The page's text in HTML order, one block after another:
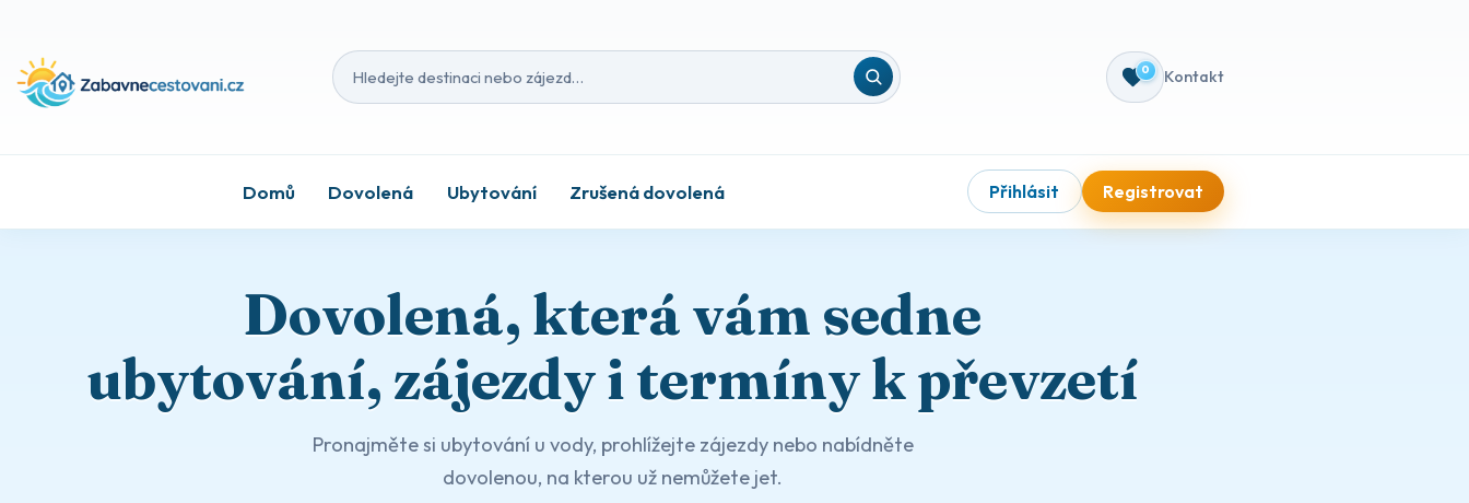
Hledat destinaci nebo zájezd
0 Kontakt
Domů Dovolená Ubytování Zrušená dovolená Přihlásit Registrovat
Dovolená, která vám sedne
ubytování, zájezdy i termíny k převzetí
Pronajměte si ubytování u vody, prohlížejte zájezdy nebo nabídněte
dovolenou, na kterou už nemůžete jet.